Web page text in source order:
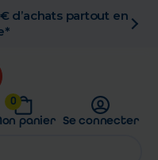
en pharmacie gratuit
0
panier Se connecter